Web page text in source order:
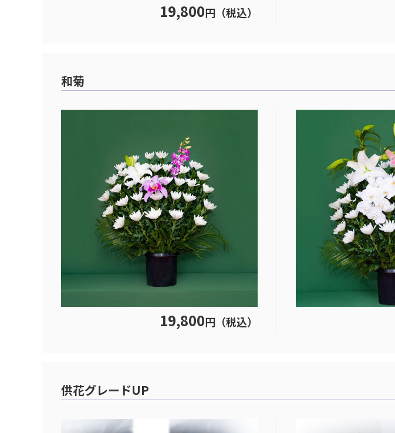
19,800円（税込）
和菊
19,800円（税込）
供花グレードUP